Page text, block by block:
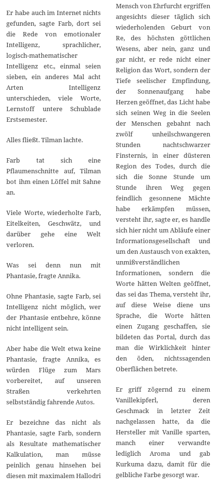
Er habe auch im Internet nichts
gefunden, sagte Farb, dort sei
die Rede von emotionaler
Intelligenz, sprachlicher,
logisch-mathematischer
Intelligenz etc., einmal seien
sieben, ein anderes Mal acht
Arten Intelligenz
unterschieden, viele Worte,
Lernstoff untere Schublade
Erstsemester.
Alles fließt. Tilman lachte.
Farb tat sich eine
Pflaumenschnitte auf, Tilman
bot ihm einen Löffel mit Sahne
an.
Viele Worte, wiederholte Farb,
Eitelkeiten, Geschwätz, und
darüber gehe eine Welt
verloren.
Was sei denn nun mit
Phantasie, fragte Annika.
Ohne Phantasie, sagte Farb, sei
Intelligenz nicht möglich, wer
der Phantasie entbehre, könne
nicht intelligent sein.
Aber habe die Welt etwa keine
Phantasie, fragte Annika, es
würden Flüge zum Mars
vorbereitet, auf unseren
Straßen verkehrten
selbstständig fahrende Autos.
Er bezeichne das nicht als
Phantasie, sagte Farb, sondern
als Resultate mathematischer
Kalkulation, man müsse
peinlich genau hinsehen bei
diesen mit maximalem Hallodri
Mensch von Ehrfurcht ergriffen
angesichts dieser täglich sich
wiederholenden Geburt von
Re, des höchsten göttlichen
Wesens, aber nein, ganz und
gar nicht, er rede nicht einer
Religion das Wort, sondern der
Tiefe seelischer Empfindung,
der Sonnenaufgang habe
Herzen geöffnet, das Licht habe
sich seinen Weg in die Seelen
der Menschen gebahnt nach
zwölf unheilschwangeren
Stunden nachtschwarzer
Finsternis, in einer düsteren
Region des Todes, durch die
sich die Sonne Stunde um
Stunde ihren Weg gegen
feindlich gesonnene Mächte
habe erkämpfen müssen,
versteht ihr, sagte er, es handle
sich hier nicht um Abläufe einer
Informationsgesellschaft und
um den Austausch von exakten,
unmißverständlichen
Informationen, sondern die
Worte hätten Welten geöffnet,
das sei das Thema, versteht ihr,
auf diese Weise diene uns
Sprache, die Worte hätten
einen Zugang geschaffen, sie
bildeten das Portal, durch das
man die Wirklichkeit hinter
den öden, nichtssagenden
Oberflächen betrete.
Er griff zögernd zu einem
Vanillekipferl, deren
Geschmack in letzter Zeit
nachgelassen hatte, da die
Hersteller mit Vanille sparten,
manch einer verwandte
lediglich Aroma und gab
Kurkuma dazu, damit für die
gelbliche Farbe gesorgt war.